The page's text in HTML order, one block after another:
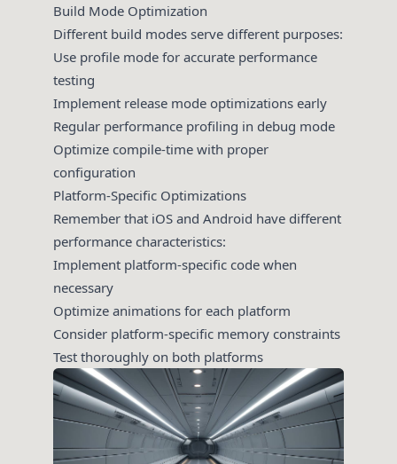
Build Mode Optimization
Different build modes serve different purposes:
Use profile mode for accurate performance
testing
Implement release mode optimizations early
Regular performance profiling in debug mode
Optimize compile-time with proper
configuration
Platform-Specific Optimizations
Remember that iOS and Android have different
performance characteristics:
Implement platform-specific code when
necessary
Optimize animations for each platform
Consider platform-specific memory constraints
Test thoroughly on both platforms